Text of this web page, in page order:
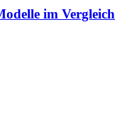
im Vergleich